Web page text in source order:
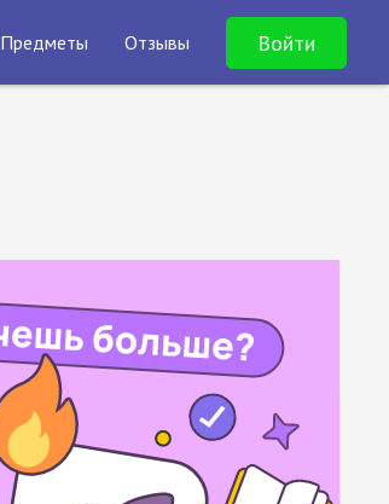
Предметы Отзывы Войти